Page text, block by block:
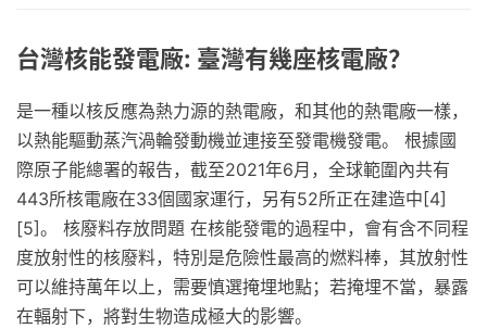
台灣核能發電廠: 臺灣有幾座核電廠？
是一種以核反應為熱力源的熱電廠，和其他的熱電廠一樣，
以熱能驅動蒸汽渦輪發動機並連接至發電機發電。 根據國
際原子能總署的報告，截至2021年6月，全球範圍內共有
443所核電廠在33個國家運行，另有52所正在建造中[4]
[5]。 核廢料存放問題 在核能發電的過程中，會有含不同程
度放射性的核廢料，特別是危險性最高的燃料棒，其放射性
可以維持萬年以上，需要慎選掩埋地點；若掩埋不當，暴露
在輻射下，將對生物造成極大的影響。